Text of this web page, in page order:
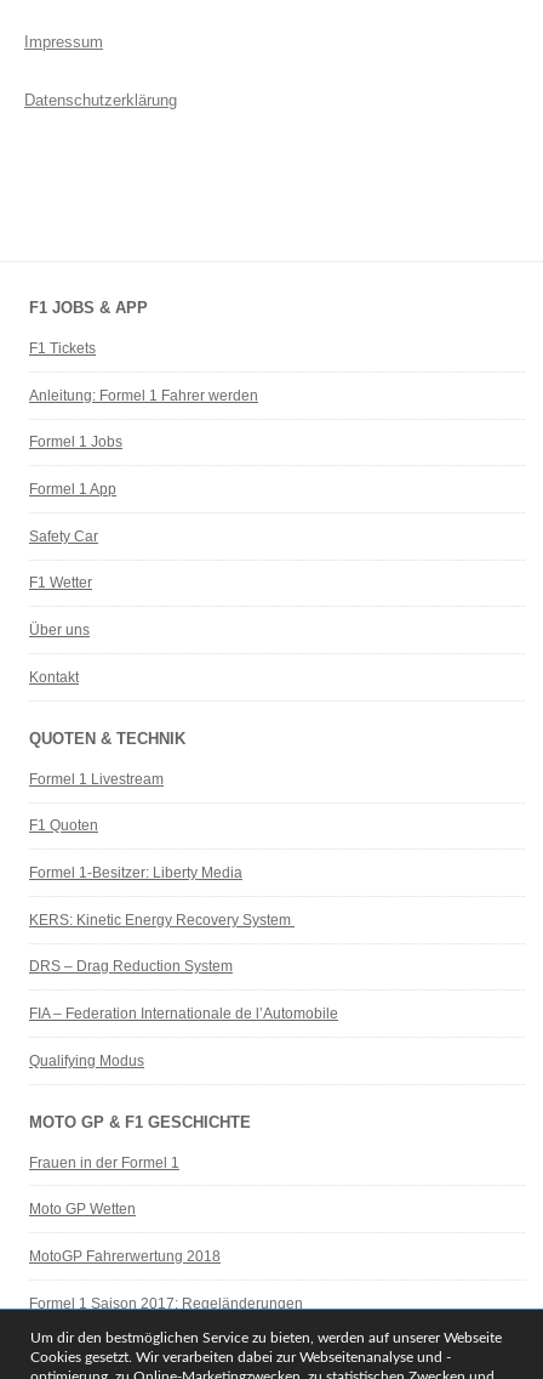
Impressum
Datenschutzerklärung
F1 JOBS & APP
F1 Tickets
Anleitung: Formel 1 Fahrer werden
Formel 1 Jobs
Formel 1 App
Safety Car
F1 Wetter
Über uns
Kontakt
QUOTEN & TECHNIK
Formel 1 Livestream
F1 Quoten
Formel 1-Besitzer: Liberty Media
KERS: Kinetic Energy Recovery System
DRS – Drag Reduction System
FIA – Federation Internationale de l’Automobile
Qualifying Modus
MOTO GP & F1 GESCHICHTE
Frauen in der Formel 1
Moto GP Wetten
MotoGP Fahrerwertung 2018
Formel 1 Saison 2017: Regeländerungen
Legenden der F1 Geschichte
Um dir den bestmöglichen Service zu bieten, werden auf unserer Webseite
Cookies gesetzt. Wir verarbeiten dabei zur Webseitenanalyse und -